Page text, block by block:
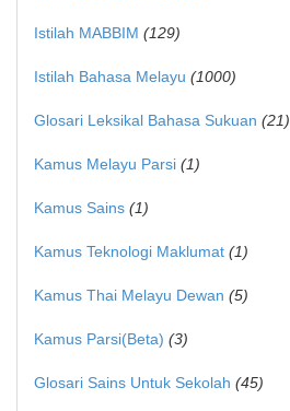
Istilah MABBIM (129)
Istilah Bahasa Melayu (1000)
Glosari Leksikal Bahasa Sukuan (21)
Kamus Melayu Parsi (1)
Kamus Sains (1)
Kamus Teknologi Maklumat (1)
Kamus Thai Melayu Dewan (5)
Kamus Parsi(Beta) (3)
Glosari Sains Untuk Sekolah (45)